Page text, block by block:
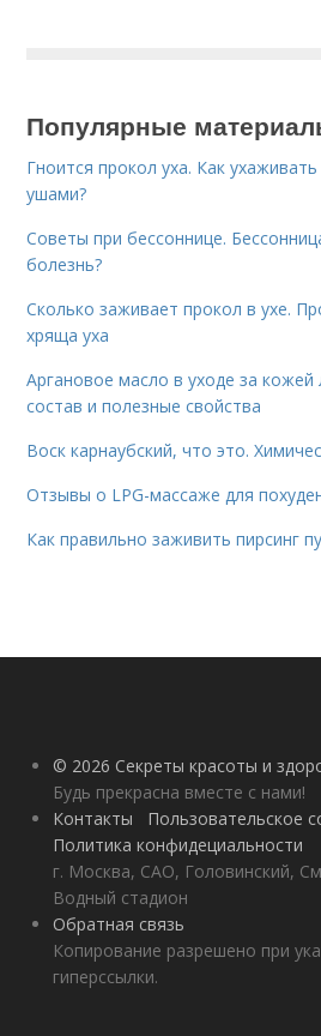
Популярные
Гноится прокол уха. Как
ушами?
Советы при бессоннице.
болезнь?
Сколько заживает прокол в ухе.
хряща уха
Аргановое масло в уходе за кожей
состав и полезные свойства
Воск карнаубский, что это.
Отзывы о LPG-массаже для
Как правильно заживить пирсинг
© 2026 Секреты красоты и
Будь прекрасна вместе с нами!
Контакты
Пользовательское
Политика конфидециальности
г. Москва, САО, Головинский,
Водный стадион
Обратная связь
Копирование разрешено при
гиперссылки.